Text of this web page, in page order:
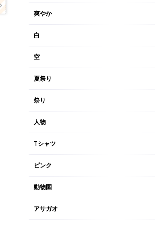
爽やか
白
空
夏祭り
祭り
人物
Tシャツ
ピンク
動物園
アサガオ